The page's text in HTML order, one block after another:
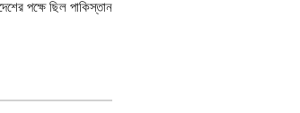
পক্ষে ছিল পাকিস্তান